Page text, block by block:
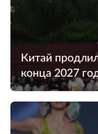
Китай
конца 2027